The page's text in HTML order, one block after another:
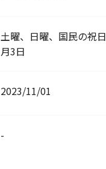
土曜、日曜、国民の祝
月3日
2023/11/01
-